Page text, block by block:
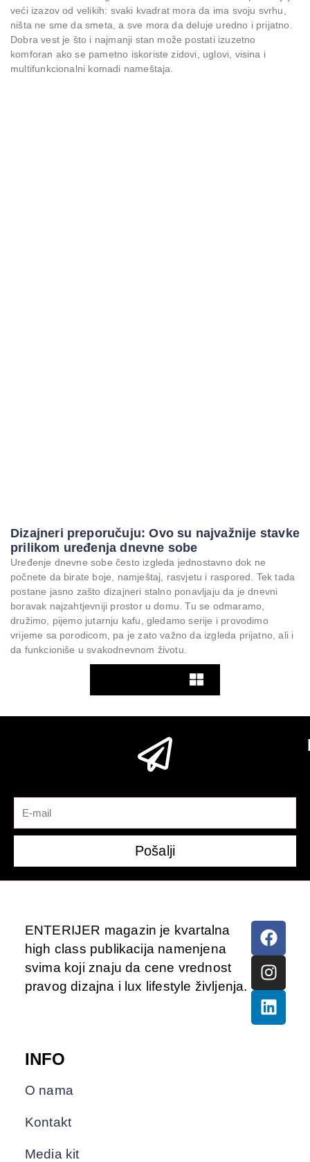
veći izazov od velikih: svaki kvadrat mora da ima svoju svrhu,
ništa ne sme da smeta, a sve mora da deluje uredno i prijatno.
Dobra vest je što i najmanji stan može postati izuzetno
komforan ako se pametno iskoriste zidovi, uglovi, visina i
multifunkcionalni komadi nameštaja.
Dizajneri preporučuju: Ovo su najvažnije stavke
prilikom uređenja dnevne sobe
Uređenje dnevne sobe često izgleda jednostavno dok ne
počnete da birate boje, namještaj, rasvjetu i raspored. Tek tada
postane jasno zašto dizajneri stalno ponavljaju da je dnevni
boravak najzahtjevniji prostor u domu. Tu se odmaramo,
družimo, pijemo jutarnju kafu, gledamo serije i provodimo
vrijeme sa porodicom, pa je zato važno da izgleda prijatno, ali i
da funkcioniše u svakodnevnom životu.
Pošalji
ENTERIJER magazin je kvartalna
high class publikacija namenjena
svima koji znaju da cene vrednost
pravog dizajna i lux lifestyle življenja.
INFO
O nama
Kontakt
Media kit